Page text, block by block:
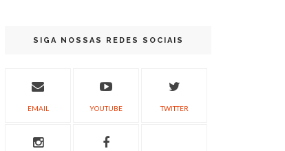
SIGA NOSSAS REDES SOCIAIS
EMAIL YOUTUBE TWITTER